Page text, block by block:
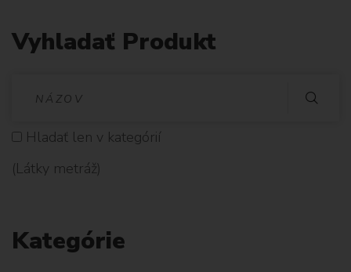
Vyhladať Produkt
D
Hladať len v kategórií
(Látky metráž)
Kategórie